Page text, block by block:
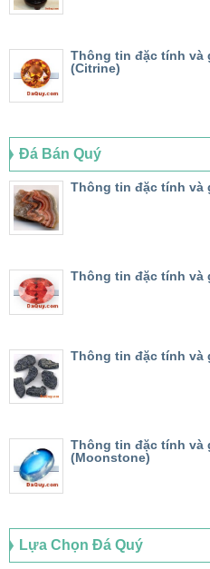
Thông tin đặc tính và
(Citrine)
Đá Bán Quý
Thông tin đặc tính và
Thông tin đặc tính và
Thông tin đặc tính và
Thông tin đặc tính và
(Moonstone)
Lựa Chọn Đá Quý